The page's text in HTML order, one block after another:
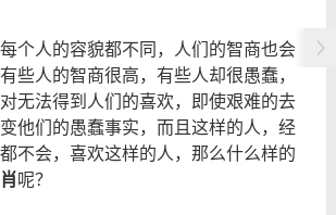
个人的容貌都不同，人们的智商也会
些人的智商很高，有些人却很愚蠢，
无法得到人们的喜欢，即使艰难的去
他们的愚蠢事实，而且这样的人，经
不会，喜欢这样的人，那么什么样的
呢？